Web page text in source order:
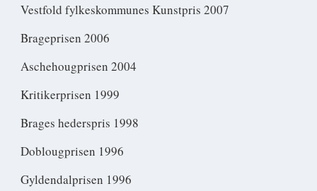
Vestfold fylkeskommunes Kunstpris 2007
Brageprisen 2006
Aschehougprisen 2004
Kritikerprisen 1999
Brages hederspris 1998
Doblougprisen 1996
Gyldendalprisen 1996